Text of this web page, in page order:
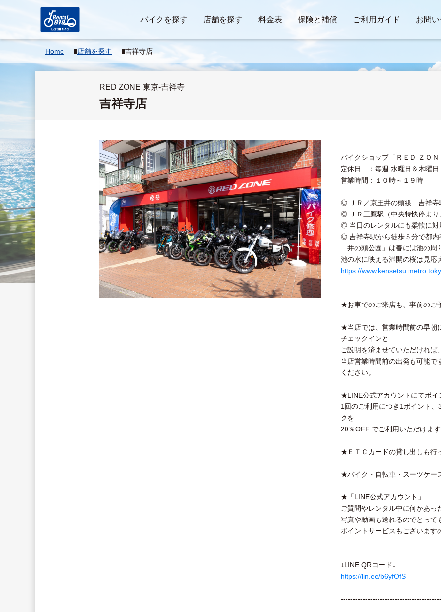
バイクを探す 店舗を探す 料金表 保険と補償 ご利用ガイド お問
Home 店舗を探す 吉祥寺店
RED ZONE 東京-吉祥寺
吉祥寺店
バイクショップ「ＲＥＤ ＺＯ
定休日 ：毎週 水曜日＆木曜日
営業時間：１０時～１９時
◎ ＪＲ／京王井の頭線 吉祥寺
◎ ＪＲ三鷹駅（中央特快停まり
◎ 当日のレンタルにも柔軟に対
◎ 吉祥寺駅から徒歩５分で都内
「井の頭公園」は春には池の
池の水に映える満開の桜は見応
https://
★お車でのご来店も、事前のご
★当店では、営業時間前の早朝
チェックインと
ご説明を済ませていただけれ
当店営業時間前の出発も可能で
ください。
★LINE公式アカウントにてポイ
1回のご利用につき1ポイント
クを
20％OFF でご利用いただけま
★ＥＴＣカードの貸し出しも行
★バイク・自転車・スーツケー
★「LINE公式アカウント」
ご質問やレンタル中に何かあっ
写真や動画も送れるのでとって
ポイントサービスもございます
↓LINE QRコード↓
https://lin.ee/b6yfOfS